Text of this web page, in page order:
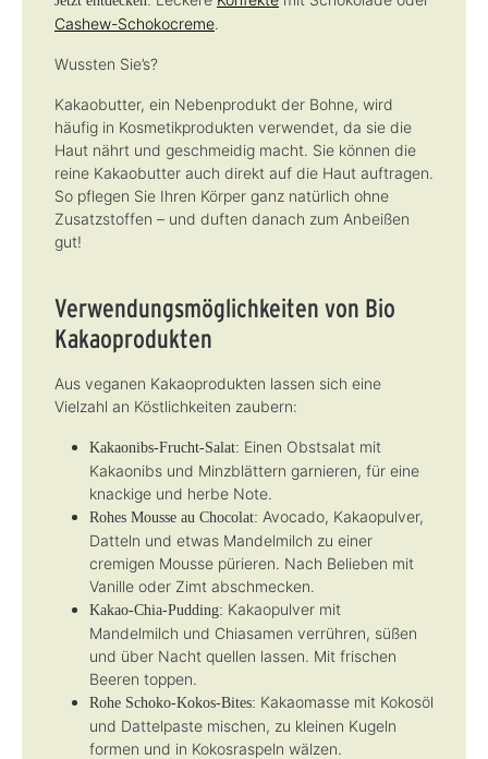
Cashew-Schokocreme.
Wussten Sie’s?
Kakaobutter, ein Nebenprodukt der Bohne, wird
häufig in Kosmetikprodukten verwendet, da sie die
Haut nährt und geschmeidig macht. Sie können die
reine Kakaobutter auch direkt auf die Haut auftragen.
So pflegen Sie Ihren Körper ganz natürlich ohne
Zusatzstoffen – und duften danach zum Anbeißen
gut!
Verwendungsmöglichkeiten von Bio
Kakaoprodukten
Aus veganen Kakaoprodukten lassen sich eine
Vielzahl an Köstlichkeiten zaubern:
Kakaonibs-Frucht-Salat: Einen Obstsalat mit
Kakaonibs und Minzblättern garnieren, für eine
knackige und herbe Note.
Rohes Mousse au Chocolat: Avocado, Kakaopulver,
Datteln und etwas Mandelmilch zu einer
cremigen Mousse pürieren. Nach Belieben mit
Vanille oder Zimt abschmecken.
Kakao-Chia-Pudding: Kakaopulver mit
Mandelmilch und Chiasamen verrühren, süßen
und über Nacht quellen lassen. Mit frischen
Beeren toppen.
Rohe Schoko-Kokos-Bites: Kakaomasse mit Kokosöl
und Dattelpaste mischen, zu kleinen Kugeln
formen und in Kokosraspeln wälzen.